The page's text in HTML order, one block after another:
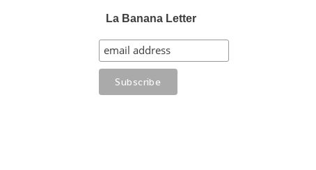
La Banana Letter